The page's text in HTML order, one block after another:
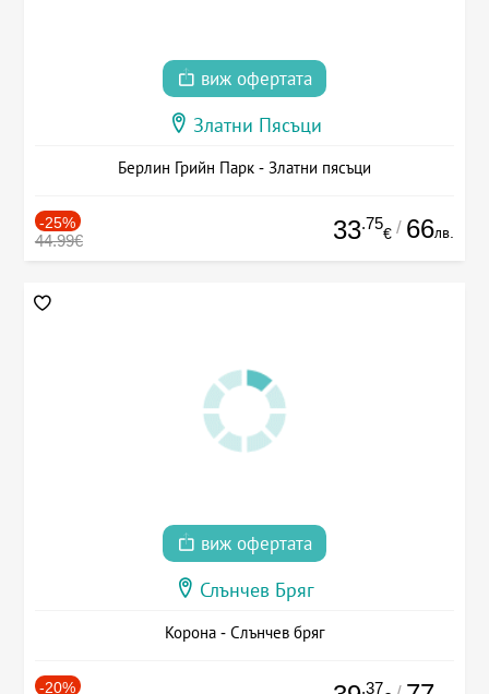
виж офертата
Златни Пясъци
Берлин Грийн Парк - Златни пясъци
-25%
44.99€ 33.75
€ / 66лв.
виж офертата
Слънчев Бряг
Корона - Слънчев бряг
-20% .37